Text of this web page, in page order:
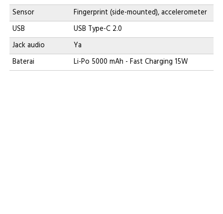
Sensor
Fingerprint (side-mounted), accelerometer
USB
USB Type-C 2.0
Jack audio
Ya
Baterai
Li-Po 5000 mAh - Fast Charging 15W